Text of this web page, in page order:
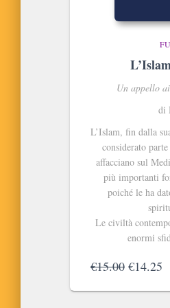
Un appello
di
L’Islam, fin dalla
considerato
affacciano sul
più importanti
poiché le ha
Le civiltà
enormi
€15.00 Il
€14.25